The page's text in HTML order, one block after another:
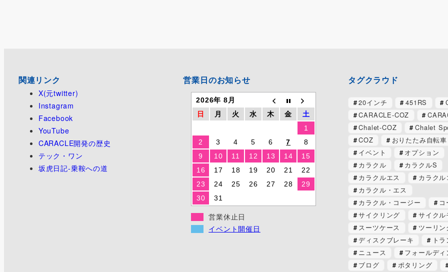
送
り
関連リンク
X(元twitter)
Instagram
Facebook
YouTube
CARACLE開発の歴史
テック・ワン
坂虎日記-乗鞍への道
営業日のお知らせ
2026年 8月
日
月 火 水 木 金
土
1
2
3 4 5 6 7
8
9
10 11 12 13 14
15
16
17 18 19 20 21
22
23
24 25 26 27 28
29
30
31
営業休止日
イベント開催日
タグクラウド
20インチ 451RS
CARACLE-COZ
Chalet-COZ
Chalet
COZ
おりたたみ自転車
イベント
オプション
カラクル
カラクルS
カラクルエス
カラク
カラクル・エス
カラクル・コージー
サイクリング
サイクル
スーツケース
ツーリン
ディスクブレーキ
ト
ニュース
フォールディ
ブログ
ポタリング